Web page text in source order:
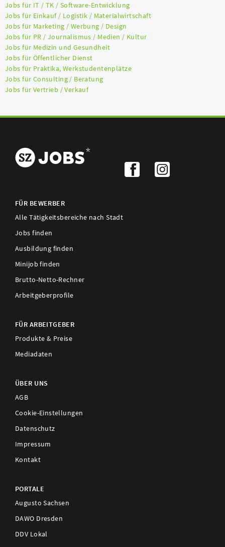
Jobs für IT / TK / Software-Entwicklung
Jobs für Einkauf / Logistik / Materialwirtschaft
Jobs für Marketing / Werbung / Design
Jobs für PR / Journalismus / Medien / Kultur
Jobs für Medizin und Gesundheit
Jobs für Öffentlicher Dienst
Jobs für Praktika, Werkstudentenplätze
Jobs für Consulting / Beratung
Jobs für Vertrieb / Verkauf
FÜR BEWERBER
Alle Tätigkeitsbereiche nach Stadt
Jobs finden
Ausbildung finden
Minijob finden
Brutto-Netto-Rechner
Arbeitgeberprofile
FÜR ARBEITGEBER
Produkte & Preise
Mediadaten
ÜBER UNS
AGB
Cookie-Einstellungen
Datenschutz
Impressum
Kontakt
PORTALE
Augusto Sachsen
DAWO Dresden
DDV Lokal